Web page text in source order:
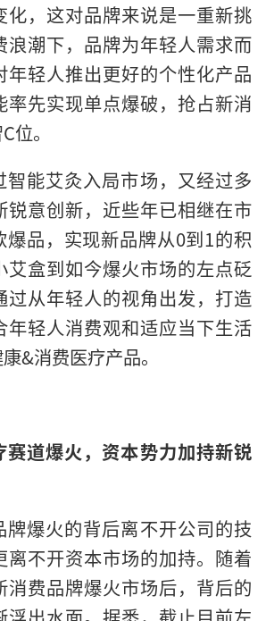
化，这对品牌来说是一重新挑
浪潮下，品牌为年轻人需求而
年轻人推出更好的个性化产品
率先实现单点爆破，抢占新消
位。
智能艾灸入局市场，又经过多
意创新， 近些年已相继在市
爆品，实现新品牌从0到1的积
艾盒到如今爆火市场的左点砭
过从年轻人的视角出发，打造
年轻人消费观和适应当下生活
&消费医疗产品。
赛道爆火，资本势力加持新锐
牌爆火的背后离不开公司的技
离不开资本市场的加持。随着
消费品牌爆火市场后，背后的